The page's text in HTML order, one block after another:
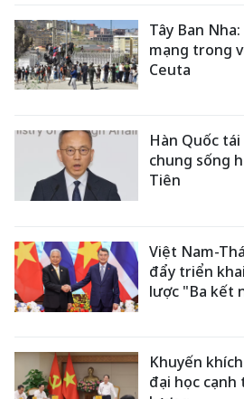
Tây Ban
mạng trong
Ceuta
Hàn Quốc
chung sống
Tiên
Việt Nam-
đẩy triển
lược "Ba kết
Khuyến
đại học cạnh